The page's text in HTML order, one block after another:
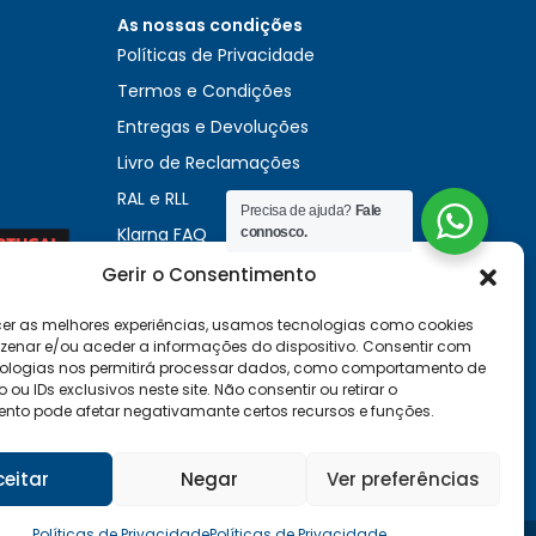
Gerir o Consentimento
as melhores experiências, usamos tecnologias como cookies
e/ou aceder a informações do dispositivo. Consentir com
nos permitirá processar dados, como comportamento de
IDs exclusivos neste site. Não consentir ou retirar o
pode afetar negativamante certos recursos e funções.
Negar Ver preferências
As nossas condições
Políticas de Privacidade
Termos e Condições
Entregas e Devoluções
Livro de Reclamações
RAL e RLL
Klarna FAQ
Sequra
Precisa de ajuda? Fale
connosco.